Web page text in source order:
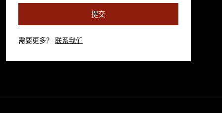
提交
需要更多？ 联系我们